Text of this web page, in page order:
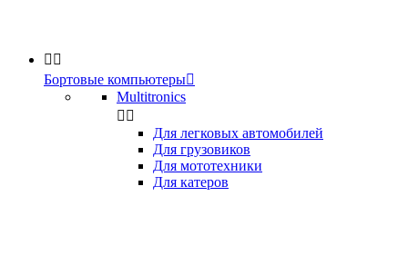
 
Бортовые компьютеры
Multitronics
 
Для легковых автомобилей
Для грузовиков
Для мототехники
Для катеров